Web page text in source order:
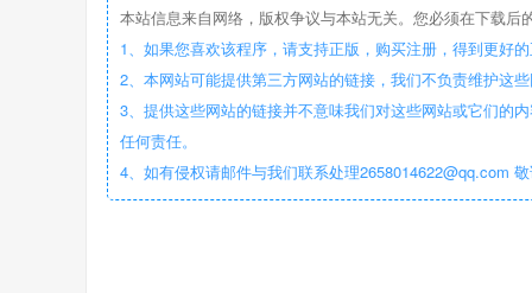
本站信息来自网络，版权争议与本站无关。您必须在下载
1、如果您喜欢该程序，请支持正版，购买注册，得到更好
2、本网站可能提供第三方网站的链接，我们不负责维护这
3、提供这些网站的链接并不意味我们对这些网站或它们的
任何责任。
4、如有侵权请邮件与我们联系处理2658014622@qq.com